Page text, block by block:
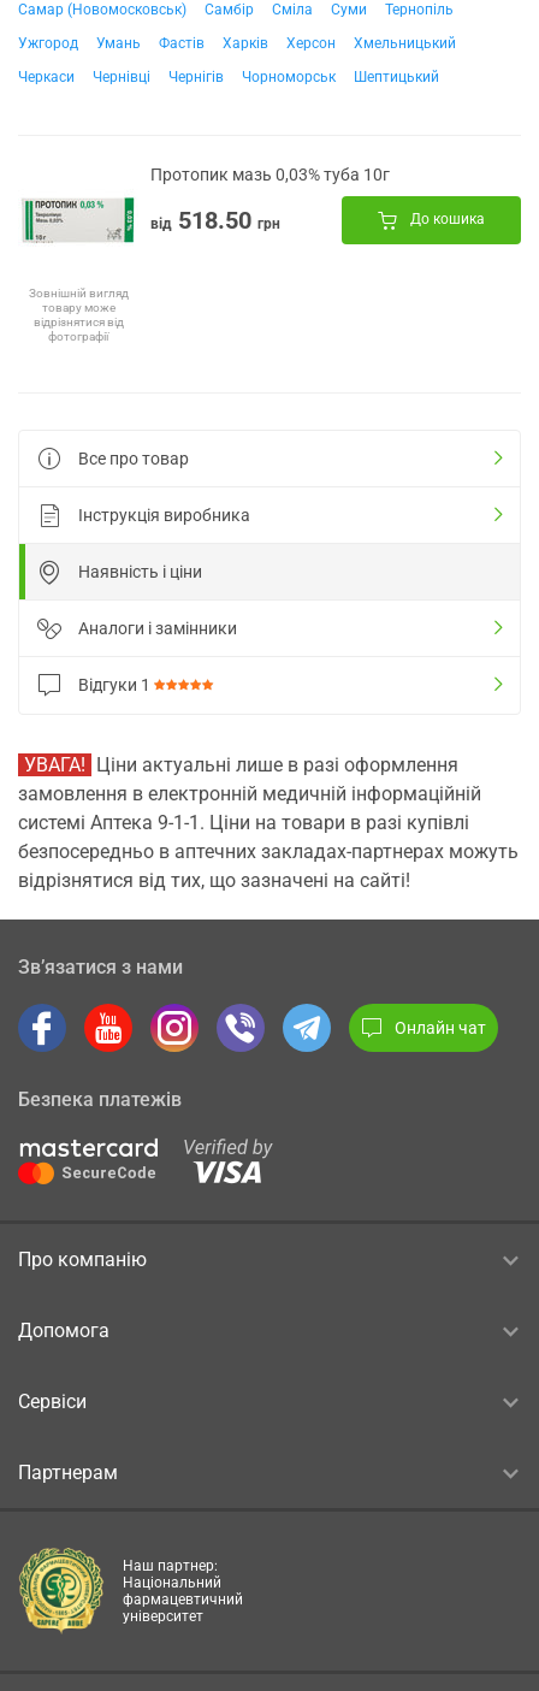
Самар (Новомосковськ)
Самбір Сміла Суми
Тернопіль
Ужгород
Умань Фастів Харків Херсон
Хмельницький
Черкаси
Чернівці Чернігів Чорноморськ Шептицький
Зовнішній вигляд
товару може
відрізнятися від
фотографії
Протопик мазь 0,03% туба 10г
від 518.50 грн До кошика
Все про товар
Інструкція виробника
Наявність і ціни
Аналоги і замінники
Відгуки 1
УВАГА! Ціни актуальні лише в разі оформлення
замовлення в електронній медичній інформаційній
системі Аптека 9-1-1. Ціни на товари в разі купівлі
безпосередньо в аптечних закладах-партнерах можуть
відрізнятися від тих, що зазначені на сайті!
Зв’язатися з нами
Онлайн чат
Безпека платежів
Про компанію
Допомога
Сервіси
Партнерам
Наш партнер:
Національний
фармацевтичний
університет